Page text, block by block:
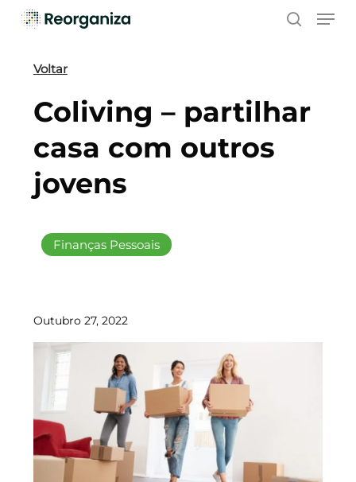
Skip
contentVoltar
Finanças Pessoais
Coliving – partilhar
casa com outros
jovens
Outubro 27, 2022